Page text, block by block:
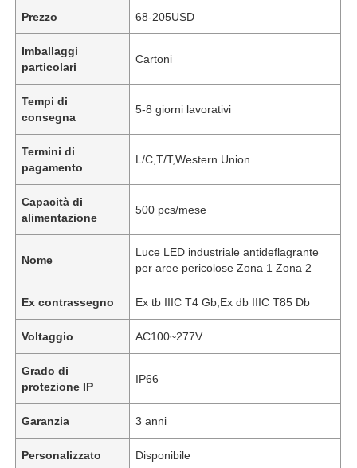
Prezzo 68-205USD
Imballaggi
particolari
Cartoni
Tempi di
consegna
5-8 giorni lavorativi
Termini di
pagamento
L/C,T/T,Western Union
Capacità di
alimentazione
500 pcs/mese
Nome
Luce LED industriale antideflagrante
per aree pericolose Zona 1 Zona 2
Ex contrassegno Ex tb IIIC T4 Gb;Ex db IIIC T85 Db
Voltaggio AC100~277V
Grado di
protezione IP
IP66
Garanzia 3 anni
Personalizzato Disponibile